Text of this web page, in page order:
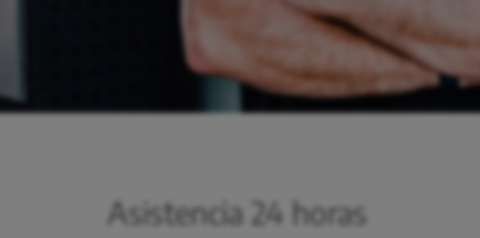
Asistencia 24 horas